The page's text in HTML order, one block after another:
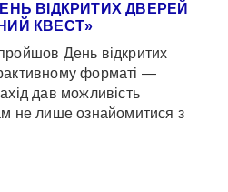
ВІДКРИТИХ ДВЕРЕЙ
КВЕСТ»
День відкритих
форматі —
дав можливість
не лише ознайомитися з